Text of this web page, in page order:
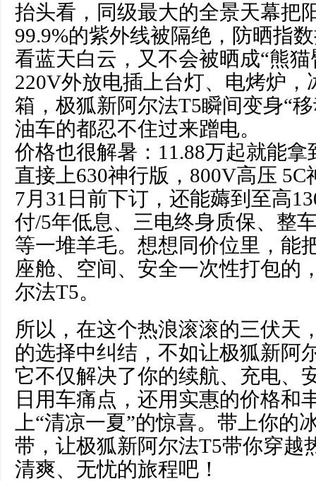
抬头看，同级最大的全景天幕
99.9%的紫外线被隔绝，防晒指
看蓝天白云，又不会被晒成“熊
220V外放电插上台灯、电烤炉，
箱，极狐新阿尔法T5瞬间变身“
油车的都忍不住过来蹭电。
价格也很解暑：11.88万起就能拿
直接上630神行版，800V高压
7月31日前下订，还能薅到至高
付/5年低息、三电终身质保、整
等一堆羊毛。想想同价位里，能
座舱、空间、安全一次性打包的
尔法T5。
所以，在这个热浪滚滚的三伏天
的选择中纠结，不如让极狐新阿
它不仅解决了你的续航、充电、
日用车痛点，还用实惠的价格和
上“清凉一夏”的惊喜。带上你的
带，让极狐新阿尔法T5带你穿越
清爽、无忧的旅程吧！